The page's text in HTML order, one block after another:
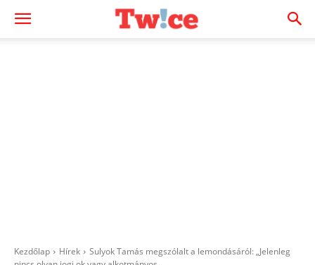
Kezdőlap Hírek
Sulyok Tamás megszólalt a lemondásáról: „Jelenleg